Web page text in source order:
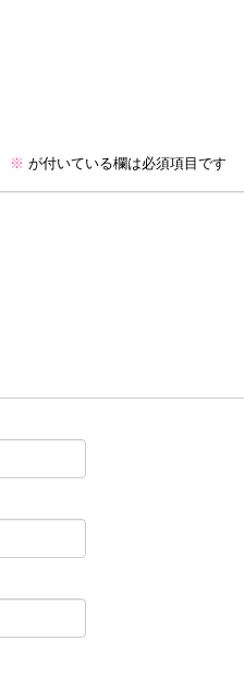
※ が付いている欄は必須項目です